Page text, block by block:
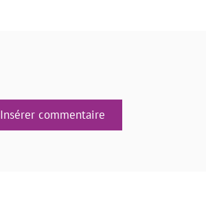
Insérer commentaire